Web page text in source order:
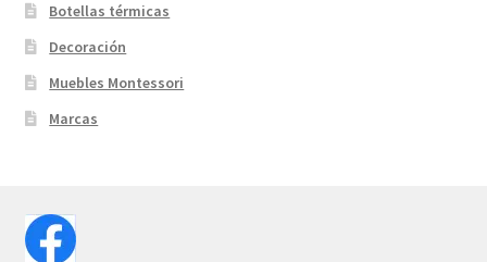
Botellas térmicas
Decoración
Muebles Montessori
Marcas